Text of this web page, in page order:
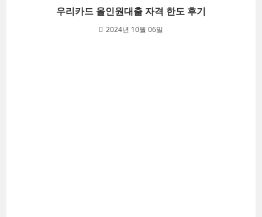
우리카드 올인원대출 자격 한도 후기
2024년 10월 06일